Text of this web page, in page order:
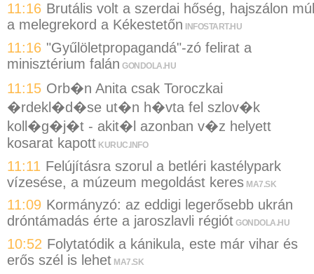
11:16 Brutális volt a szerdai hőség, hajszálon
a melegrekord a Kékestetőn
INFOSTART.HU
11:16 "Gyűlöletpropagandá"-zó felirat a
minisztérium falán GONDOLA.HU
11:15 Orb�n Anita csak Toroczkai
�rdekl�d�se ut�n h�vta fel szlov�k
koll�g�j�t - akit�l azonban v�z helyett
kosarat kapott KURUC.INFO
11:11 Felújításra szorul a betléri kastélypark
vízesése, a múzeum megoldást keres MA7.SK
11:09 Kormányzó: az eddigi legerősebb ukrán
dróntámadás érte a jaroszlavli régiót GONDOLA.HU
10:52 Folytatódik a kánikula, este már vihar és
erős szél is lehet MA7.SK